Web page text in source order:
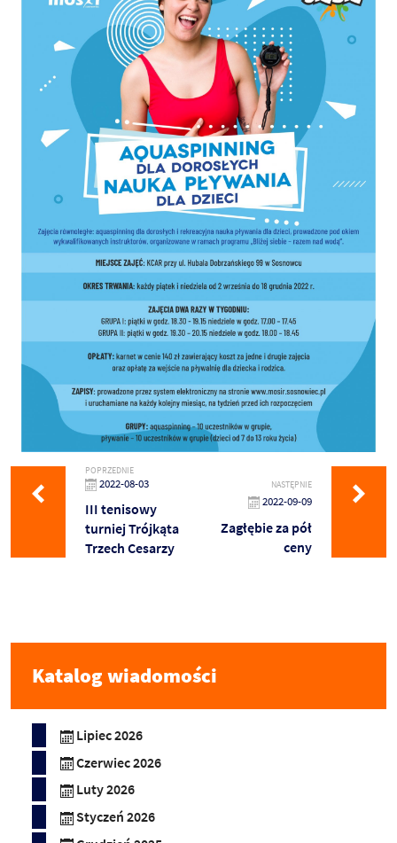
POPRZEDNIE
2022-08-03
III tenisowy
turniej Trójkąta
Trzech Cesarzy
NASTĘPNIE
2022-09-09
Zagłębie za pół
ceny
Katalog wiadomości
Lipiec 2026
Czerwiec 2026
Luty 2026
Styczeń 2026